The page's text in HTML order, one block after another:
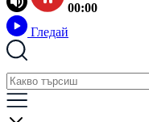
00:00
Гледай